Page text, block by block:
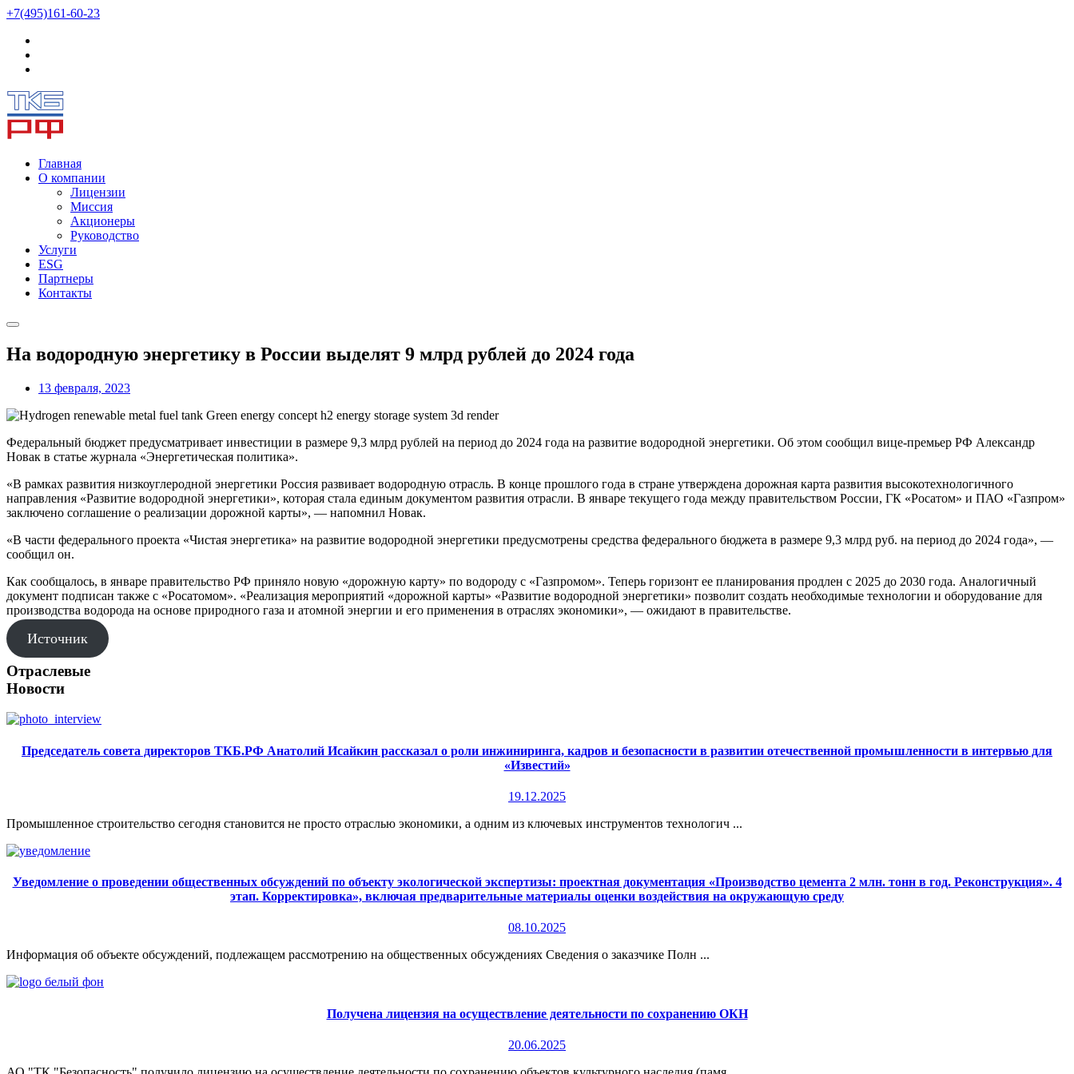
+7(495)161-60-23
Главная
О компании
Лицензии
Миссия
Акционеры
Руководство
Услуги
ESG
Партнеры
Контакты
На водородную энергетику в России выделят 9 млрд рублей до 2024 года
13 февраля, 2023
Федеральный бюджет предусматривает инвестиции в размере 9,3 млрд рублей на период до 2024 года на развитие водородной энергетики. Об этом сообщил вице-премьер РФ Александр
Новак в статье журнала «Энергетическая политика».
«В рамках развития низкоуглеродной энергетики Россия развивает водородную отрасль. В конце прошлого года в стране утверждена дорожная карта развития высокотехнологичного
направления «Развитие водородной энергетики», которая стала единым документом развития отрасли. В январе текущего года между правительством России, ГК «Росатом» и ПАО «Газпром»
заключено соглашение о реализации дорожной карты», — напомнил Новак.
«В части федерального проекта «Чистая энергетика» на развитие водородной энергетики предусмотрены средства федерального бюджета в размере 9,3 млрд руб. на период до 2024 года», —
сообщил он.
Как сообщалось, в январе правительство РФ приняло новую «дорожную карту» по водороду с «Газпромом». Теперь горизонт ее планирования продлен с 2025 до 2030 года. Аналогичный
документ подписан также с «Росатомом». «Реализация мероприятий «дорожной карты» «Развитие водородной энергетики» позволит создать необходимые технологии и оборудование для
производства водорода на основе природного газа и атомной энергии и его применения в отраслях экономики», — ожидают в правительстве.
Источник
Отраслевые
Новости
Председатель совета директоров ТКБ.РФ Анатолий Исайкин рассказал о роли инжиниринга, кадров и безопасности в развитии отечественной промышленности в интервью для
«Известий»
19.12.2025
Промышленное строительство сегодня становится не просто отраслью экономики, а одним из ключевых инструментов технологич ...
Уведомление о проведении общественных обсуждений по объекту экологической экспертизы: проектная документация «Производство цемента 2 млн. тонн в год. Реконструкция». 4
этап. Корректировка», включая предварительные материалы оценки воздействия на окружающую среду
08.10.2025
Информация об объекте обсуждений, подлежащем рассмотрению на общественных обсуждениях Сведения о заказчике Полн ...
Получена лицензия на осуществление деятельности по сохранению ОКН
20.06.2025